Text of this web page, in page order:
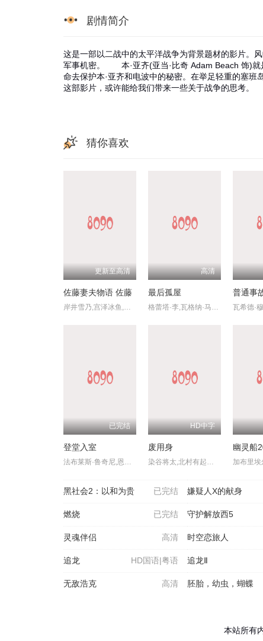
剧情简介
这是一部以二战中的太平洋战争为背景题材的影片。
军事机密。 本·亚齐(亚当·比奇 Adam Beach 饰)就
命去保护本·亚齐和电波中的秘密。在举足轻重的塞班
这部影片，或许能给我们带来一些关于战争的思考。
猜你喜欢
更新至高清
佐藤妻夫物语 佐藤
岸井雪乃,宫泽冰鱼,藤原樱,三浦獠太,田村健太郎,前原滉,山本浩司,八木亚希子,中岛步,佐佐木希,田岛令子,柳原晴郎
高清
最后孤屋
格蕾塔·李,瓦格纳·马拉,西德·爱德华兹,刘易斯·古迪,奥黛丽·安德森,南希·鲍德温,陶妮·丰塔纳,杰德·奥金,奥利弗·亨利·阿诺德,加百列·钟,费莉西蒂·鲍恩,Riley,Chung,艾玛·霍,诺亚·亚历山大·索斯诺夫斯基
普通事
已完结
登堂入室
HD中字
废用身 幽灵船
已完结
黑社会2：以和为贵 嫌疑人X的献身
已完结
燃烧 守护解放西5
高清
灵魂伴侣 时空恋旅人
HD国语|粤语
追龙 追龙Ⅱ
高清
无敌浩克 胚胎，幼虫，蝴蝶
本站所有